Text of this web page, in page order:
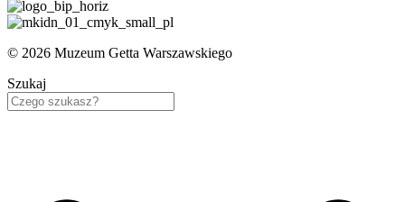
© 2026 Muzeum Getta Warszawskiego
Szukaj